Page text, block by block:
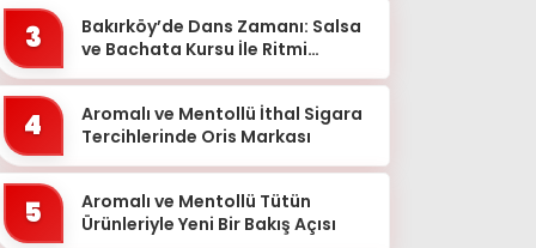
3
Bakırköy’de Dans Zamanı: Salsa
ve Bachata Kursu İle Ritmi
4
Aromalı ve Mentollü İthal Sigara
Tercihlerinde Oris Markası
5
Aromalı ve Mentollü Tütün
Ürünleriyle Yeni Bir Bakış Açısı
Artvin
Aydın
Balıkesir
Bartın
Batman
Bayburt